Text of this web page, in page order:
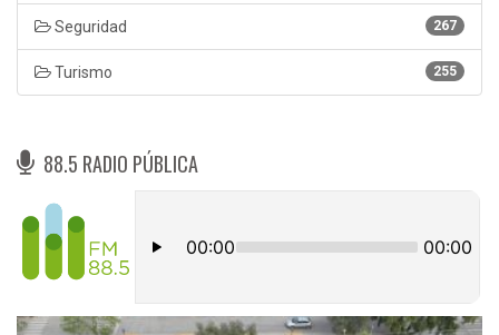
267
Seguridad
255
Turismo
88.5 RADIO PÚBLICA